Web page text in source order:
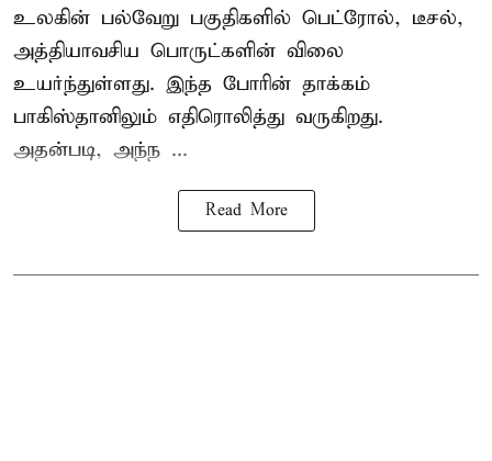
உலகின் பல்வேறு பகுதிகளில் பெட்ரோல், டீசல்,
அத்தியாவசிய பொருட்களின் விலை
உயர்ந்துள்ளது. இந்த போரின் தாக்கம்
பாகிஸ்தானிலும் எதிரொலித்து வருகிறது.
அதன்படி, அந்ந ...
Read More